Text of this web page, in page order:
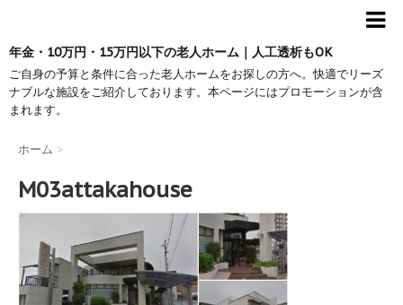
年金・10万円・15万円以下の老人ホーム｜人工透析もOK
ご自身の予算と条件に合った老人ホームをお探しの方へ。快適でリーズ
ナブルな施設をご紹介しております。本ページにはプロモーションが含
まれます。
ホーム >
M03attakahouse